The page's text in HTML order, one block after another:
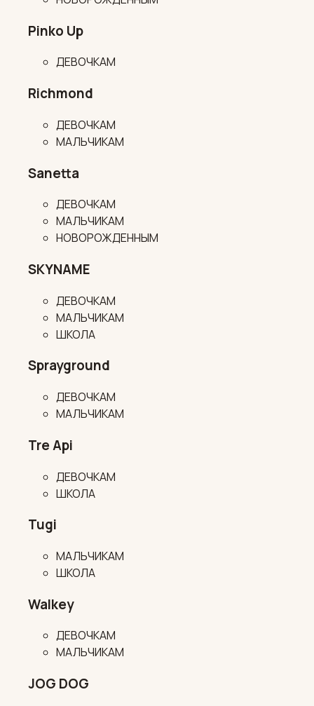
Pinko Up
ДЕВОЧКАМ
Richmond
ДЕВОЧКАМ
МАЛЬЧИКАМ
Sanetta
ДЕВОЧКАМ
МАЛЬЧИКАМ
НОВОРОЖДЕННЫМ
SKYNAME
ДЕВОЧКАМ
МАЛЬЧИКАМ
ШКОЛА
Sprayground
ДЕВОЧКАМ
МАЛЬЧИКАМ
Tre Api
ДЕВОЧКАМ
ШКОЛА
Tugi
МАЛЬЧИКАМ
ШКОЛА
Walkey
ДЕВОЧКАМ
МАЛЬЧИКАМ
JOG DOG